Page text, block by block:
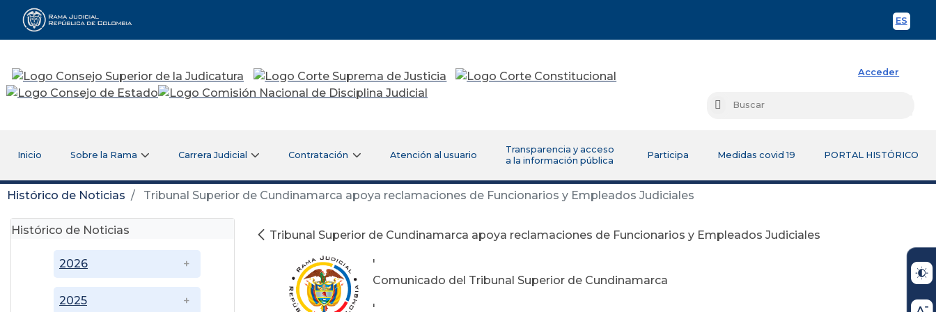
ES
Rama Judicial
Acceder
Buscar
Inicio Sobre la Rama Carrera Judicial Contratación Atención al usuario
Transparencia y acceso
a la información pública
Participa Medidas covid 19 PORTAL HISTÓRICO
Histórico de Noticias Tribunal Superior de Cundinamarca apoya reclamaciones de Funcionarios y Empleados Judiciales
Histórico de Noticias
2025
2026
Tribunal Superior de Cundinamarca apoya reclamaciones de Funcionarios y Empleados Judiciales
'
Comunicado del Tribunal Superior de Cundinamarca
'